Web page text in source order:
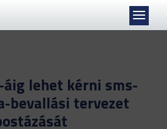
lehet kérni sms-
bevallási tervezet